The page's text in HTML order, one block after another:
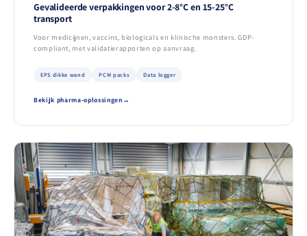
Gevalideerde verpakkingen voor 2-8°C en 15-25°C
transport
Voor medicijnen, vaccins, biologicals en klinische monsters. GDP-
compliant, met validatierapporten op aanvraag.
EPS dikke wand PCM packs Data logger
Bekijk pharma-oplossingen